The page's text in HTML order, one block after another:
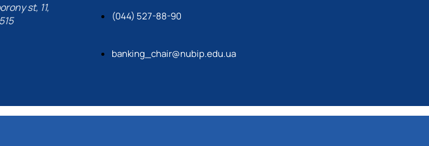
st, 11,
(044) 527-88-90
banking_chair@nubip.edu.ua